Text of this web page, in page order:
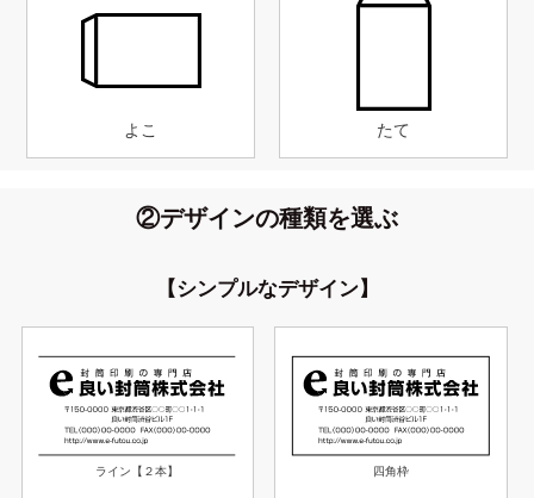
よこ たて
②デザインの種類を選ぶ
【シンプルなデザイン】
ライン【２本】 四角枠